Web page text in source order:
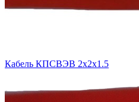
Кабель КПСВЭВ 2х2х1.5